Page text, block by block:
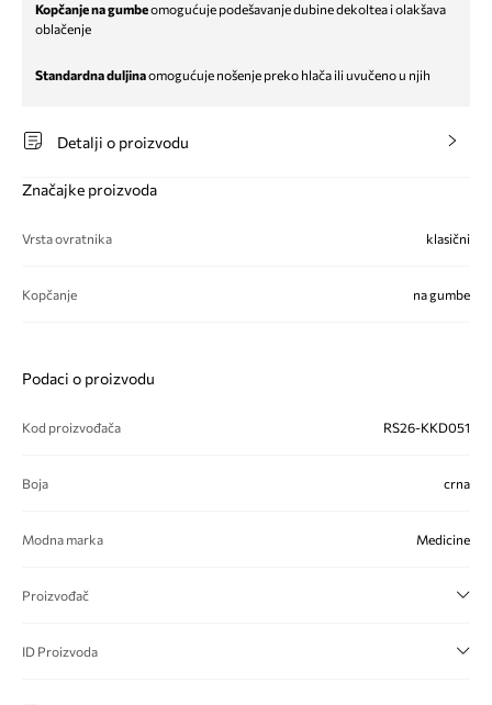
Kopčanje na gumbeomogućuje podešavanje dubine dekoltea i olakšava
oblačenje
Standardna duljinaomogućuje nošenje preko hlača ili uvučeno u njih
Detalji o proizvodu
Značajke proizvoda
Vrsta ovratnika klasični
Kopčanje na gumbe
Podaci o proizvodu
Kod proizvođača RS26-KKD051
Boja crna
Modna marka Medicine
Proizvođač
ID Proizvoda